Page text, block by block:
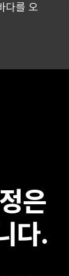
다를 오
은
다.